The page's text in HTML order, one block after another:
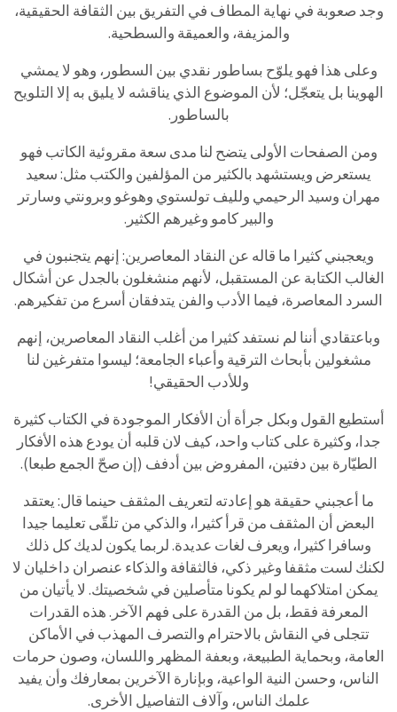
وجد صعوبة في نهاية المطاف في التفريق بين الثقافة الحقيقية،
والمزيفة، والعميقة والسطحية.
وعلى هذا فهو يلوّح بساطور نقدي بين السطور، وهو لا يمشي
الهوينا بل يتعجّل؛ لأن الموضوع الذي يناقشه لا يليق به إلا التلويح
بالساطور.
ومن الصفحات الأولى يتضح لنا مدى سعة مقروئية الكاتب فهو
يستعرض ويستشهد بالكثير من المؤلفين والكتب مثل: سعيد
مهران وسيد الرحيمي ولليف تولستوي وهوغو وبرونتي وسارتر
والبير كامو وغيرهم الكثير.
ويعجبني كثيرا ما قاله عن النقاد المعاصرين: إنهم يتجنبون في
الغالب الكتابة عن المستقبل، لأنهم منشغلون بالجدل عن أشكال
السرد المعاصرة، فيما الأدب والفن يتدفقان أسرع من تفكيرهم.
وباعتقادي أننا لم نستفد كثيرا من أغلب النقاد المعاصرين، إنهم
مشغولين بأبحاث الترقية وأعباء الجامعة؛ ليسوا متفرغين لنا
وللأدب الحقيقي!
أستطيع القول وبكل جرأة أن الأفكار الموجودة في الكتاب كثيرة
جدا، وكثيرة على كتاب واحد، كيف لان قلبه أن يودع هذه الأفكار
الطيّارة بين دفتين، المفروض بين أدفف (إن صحّ الجمع طبعا).
ما أعجبني حقيقة هو إعادته لتعريف المثقف حينما قال: يعتقد
البعض أن المثقف من قرأ كثيرا، والذكي من تلقّى تعليما جيدا
وسافرا كثيرا، ويعرف لغات عديدة. لربما يكون لديك كل ذلك
لكنك لست مثقفا وغير ذكي، فالثقافة والذكاء عنصران داخليان لا
يمكن امتلاكهما لو لم يكونا متأصلين في شخصيتك. لا يأتيان من
المعرفة فقط، بل من القدرة على فهم الآخر. هذه القدرات
تتجلى في النقاش بالاحترام والتصرف المهذب في الأماكن
العامة، وبحماية الطبيعة، وبعفة المظهر واللسان، وصون حرمات
الناس، وحسن النية الواعية، وبإنارة الآخرين بمعارفك وأن يفيد
علمك الناس، وآلاف التفاصيل الأخرى.